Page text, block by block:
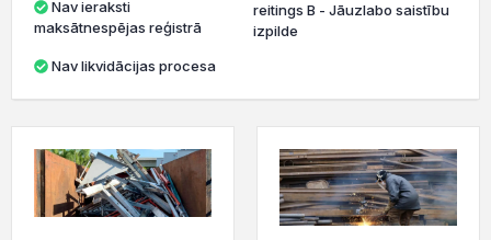
maksātnespējas reģistrā
Nav likvidācijas procesa
reitings B - Jāuzlabo saistību
izpilde